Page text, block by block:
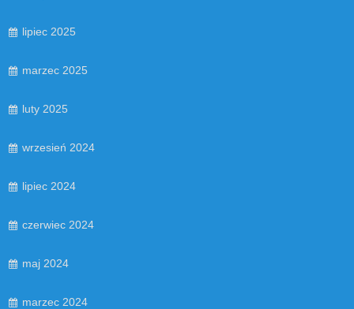
lipiec 2025
marzec 2025
luty 2025
wrzesień 2024
lipiec 2024
czerwiec 2024
maj 2024
marzec 2024